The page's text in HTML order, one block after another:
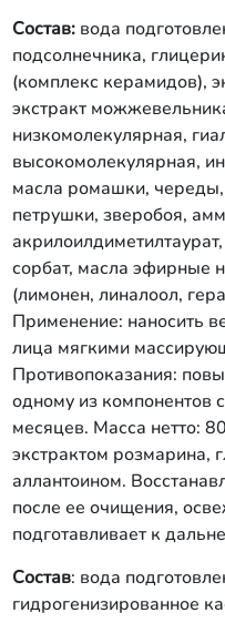
Состав: вода
подсолнечника,
(комплекс керамидов),
экстракт
низкомолекулярная,
высокомолекулярная,
масла ромашки, череды,
петрушки, зверобоя,
сорбат, масла эфирные
(лимонен, линалоол,
Применение: наносить
лица мягкими
Противопоказания:
одному из компонентов
месяцев. Масса нетто:
экстрактом розмарина,
аллантоином.
после ее очищения,
подготавливает к
Состав: вода
гидрогенизированное